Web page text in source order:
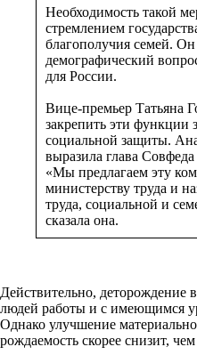
Необходимость такой
стремлением
благополучия семей. Он
демографический
для России.
Вице-премьер Татьяна
закрепить эти функции
социальной защиты.
выразила глава
«Мы предлагаем эту
министерству труда и
труда, социальной и
сказала она.
Действительно, деторождение
людей работы и с имеющимся
Однако улучшение
рождаемость скорее снизит,